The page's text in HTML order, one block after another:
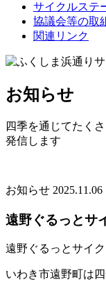
サイクルステ
協議会等の取
関連リンク
お知らせ
四季を通じてたく
発信します
お知らせ 2025.11.06
遠野ぐるっとサ
遠野ぐるっとサイ
いわき市遠野町は